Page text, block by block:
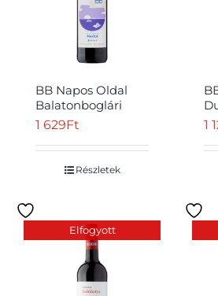
BB Napos Oldal
Balatonboglári
Merlot száraz
1 629Ft
Részletek
1
Elfogyott